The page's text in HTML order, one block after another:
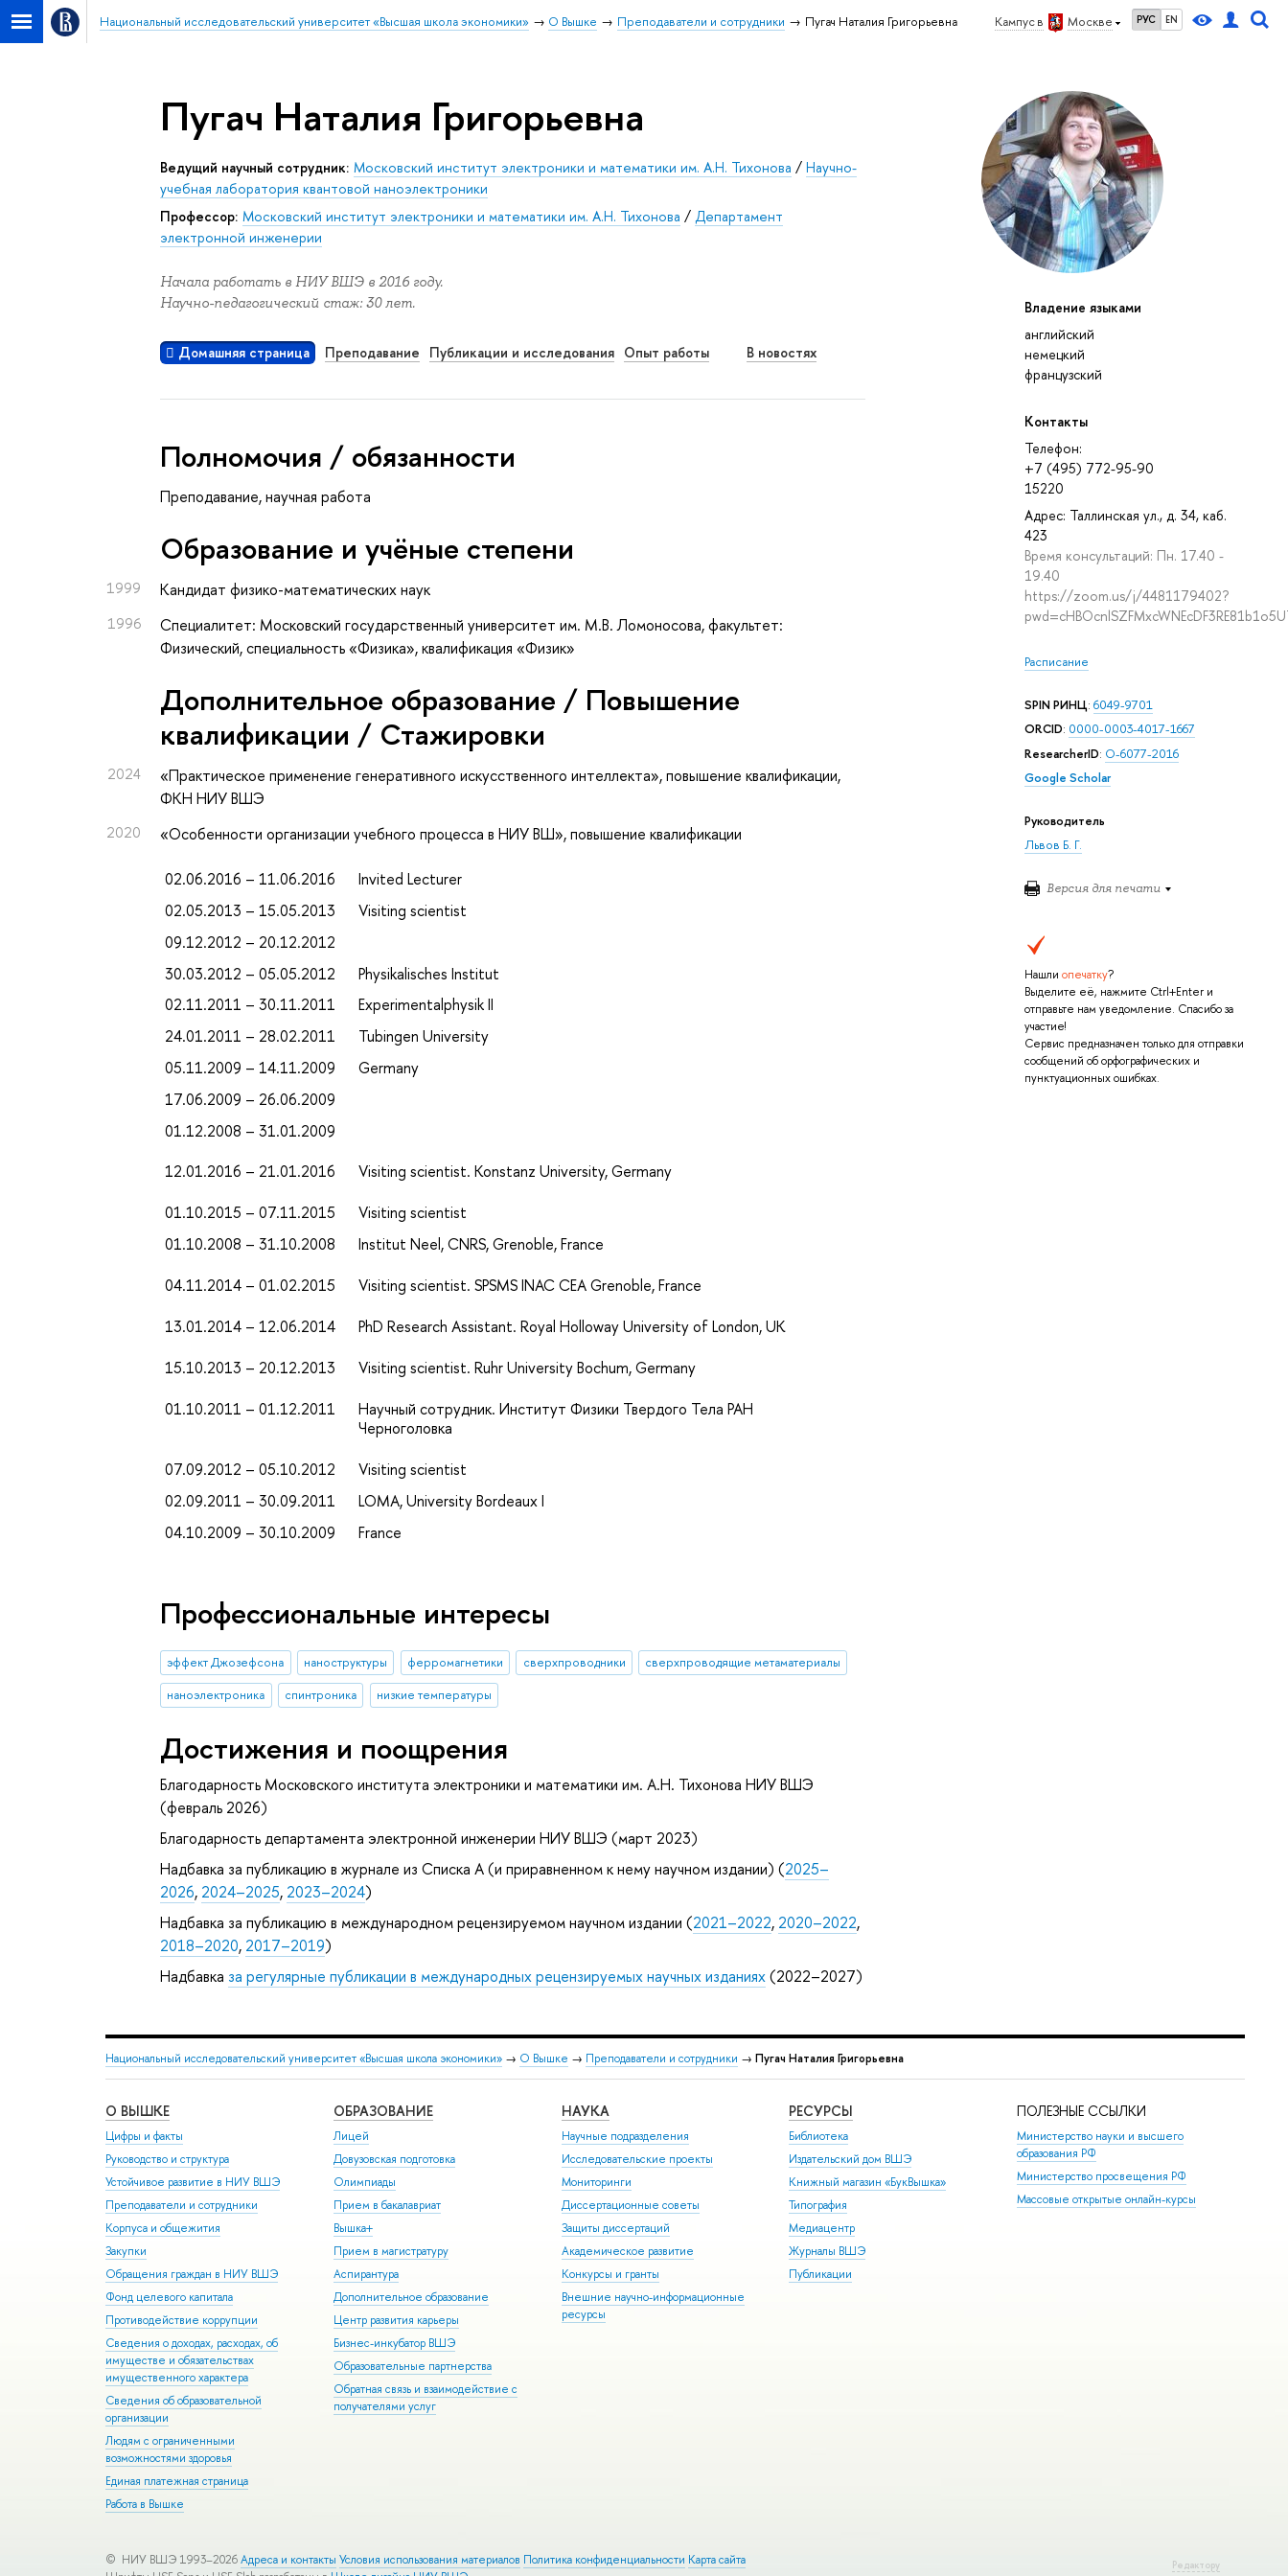
Кампус в Москве РУС EN
Национальный исследовательский университет «Высшая школа экономики» О Вышке Преподаватели и сотрудники Пугач Наталия Григорьевна
Владение языками
английский
немецкий
французский
Контакты
Телефон:
+7 (495) 772-95-90
15220
Адрес: Таллинская ул., д. 34, каб.
423
Время консультаций: Пн. 17.40 -
19.40
https://zoom.us/j/4481179402?
Расписание
SPIN РИНЦ: 6049-9701
ORCID: 0000-0003-4017-1667
ResearcherID: O-6077-2016
Google Scholar
Руководитель
Львов Б. Г.
Версия для печати
Нашли опечатку?
Выделите её, нажмите Ctrl+Enter и
отправьте нам уведомление. Спасибо за
участие!
Сервис предназначен только для отправки
сообщений об орфографических и
пунктуационных ошибках.
Пугач Наталия Григорьевна
Ведущий научный сотрудник: Московский институт электроники и математики им. А.Н. Тихонова /Научно-
учебная лаборатория квантовой наноэлектроники
Профессор: Московский институт электроники и математики им. А.Н. Тихонова / Департамент
электронной инженерии
Начала работать в НИУ ВШЭ в 2016 году.
Научно-педагогический стаж: 30 лет.
Домашняя страница Преподавание Публикации и исследования Опыт работы В новостях
Полномочия / обязанности
Преподавание, научная работа
Oбразование и учёные степени
1999 Кандидат физико-математических наук
1996
Специалитет: Московский государственный университет им. М.В. Ломоносова, факультет:
Физический, специальность «Физика», квалификация «Физик»
Дополнительное образование / Повышение
квалификации / Стажировки
2024 «Практическое применение генеративного искусственного интеллекта», повышение квалификации,
ФКН НИУ ВШЭ
2020 «Особенности организации учебного процесса в НИУ ВШ», повышение квалификации
02.06.2016 – 11.06.2016
02.05.2013 – 15.05.2013
09.12.2012 – 20.12.2012
30.03.2012 – 05.05.2012
02.11.2011 – 30.11.2011
24.01.2011 – 28.02.2011
05.11.2009 – 14.11.2009
17.06.2009 – 26.06.2009
01.12.2008 – 31.01.2009
Invited Lecturer
Visiting scientist
Physikalisches Institut
Experimentalphysik II
Tubingen University
Germany
12.01.2016 – 21.01.2016
Visiting scientist. Konstanz University, Germany
01.10.2015 – 07.11.2015
01.10.2008 – 31.10.2008
Visiting scientist
Institut Neel, CNRS, Grenoble, France
04.11.2014 – 01.02.2015
Visiting scientist. SPSMS INAC CEA Grenoble, France
13.01.2014 – 12.06.2014
PhD Research Assistant. Royal Holloway University of London, UK
15.10.2013 – 20.12.2013
Visiting scientist. Ruhr University Bochum, Germany
01.10.2011 – 01.12.2011
Научный сотрудник. Институт Физики Твердого Тела РАН
Черноголовка
07.09.2012 – 05.10.2012
02.09.2011 – 30.09.2011
04.10.2009 – 30.10.2009
Visiting scientist
LOMA, University Bordeaux I
France
Профессиональные интересы
эффект Джозефсона наноструктуры ферромагнетики сверхпроводники
сверхпроводящие метаматериалы
наноэлектроника
спинтроника низкие температуры
Достижения и поощрения
Благодарность Московского института электроники и математики им. А.Н. Тихонова НИУ ВШЭ
(февраль 2026)
Благодарность департамента электронной инженерии НИУ ВШЭ (март 2023)
Надбавка за публикацию в журнале из Списка А (и приравненном к нему научном издании) (2025–
2026, 2024–2025, 2023–2024)
Надбавка за публикацию в международном рецензируемом научном издании (2021–2022, 2020–2022,
2018–2020, 2017–2019)
Надбавка за регулярные публикации в международных рецензируемых научных изданиях(2022–2027)
Национальный исследовательский университет «Высшая школа экономики» → О Вышке → Преподаватели и сотрудники → Пугач Наталия Григорьевна
О ВЫШКЕ
Цифры и факты
Руководство и структура
Устойчивое развитие в НИУ ВШЭ
Преподаватели и сотрудники
Корпуса и общежития
Закупки
Обращения граждан в НИУ ВШЭ
Фонд целевого капитала
Противодействие коррупции
Сведения о доходах, расходах, об
имуществе и обязательствах
имущественного характера
Сведения об образовательной
организации
Людям с ограниченными
возможностями здоровья
Единая платежная страница
Работа в Вышке
ОБРАЗОВАНИЕ
Лицей
Довузовская подготовка
Олимпиады
Прием в бакалавриат
Вышка+
Прием в магистратуру
Аспирантура
Дополнительное образование
Центр развития карьеры
Бизнес-инкубатор ВШЭ
Образовательные партнерства
Обратная связь и взаимодействие с
получателями услуг
НАУКА
Научные подразделения
Исследовательские проекты
Мониторинги
Диссертационные советы
Защиты диссертаций
Академическое развитие
Конкурсы и гранты
Внешние научно-информационные
ресурсы
РЕСУРСЫ
Библиотека
Издательский дом ВШЭ
Книжный магазин «БукВышка»
Типография
Медиацентр
Журналы ВШЭ
Публикации
ПОЛЕЗНЫЕ ССЫЛКИ
Министерство науки и высшего
образования РФ
Министерство просвещения РФ
Массовые открытые онлайн-курсы
Редактору
© НИУ ВШЭ 1993–2026Адреса и контакты Условия использования материалов Политика конфиденциальности Карта сайта